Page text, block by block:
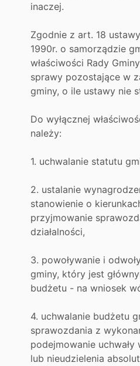
inaczej.
Zgodnie z art. 18
1990r. o samorządzie
właściwości Rady
sprawy pozostające w
gminy, o ile ustawy nie
Do wyłącznej
należy:
1. uchwalanie statutu
2. ustalanie
stanowienie o
przyjmowanie
działalności,
3. powoływanie i
gminy, który jest
budżetu - na wniosek
4. uchwalanie budżetu
sprawozdania z
podejmowanie
lub nieudzielenia